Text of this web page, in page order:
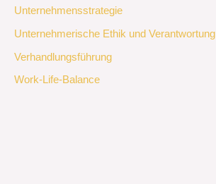
Unternehmensstrategie
Unternehmerische Ethik und Verantwortung
Verhandlungsführung
Work-Life-Balance